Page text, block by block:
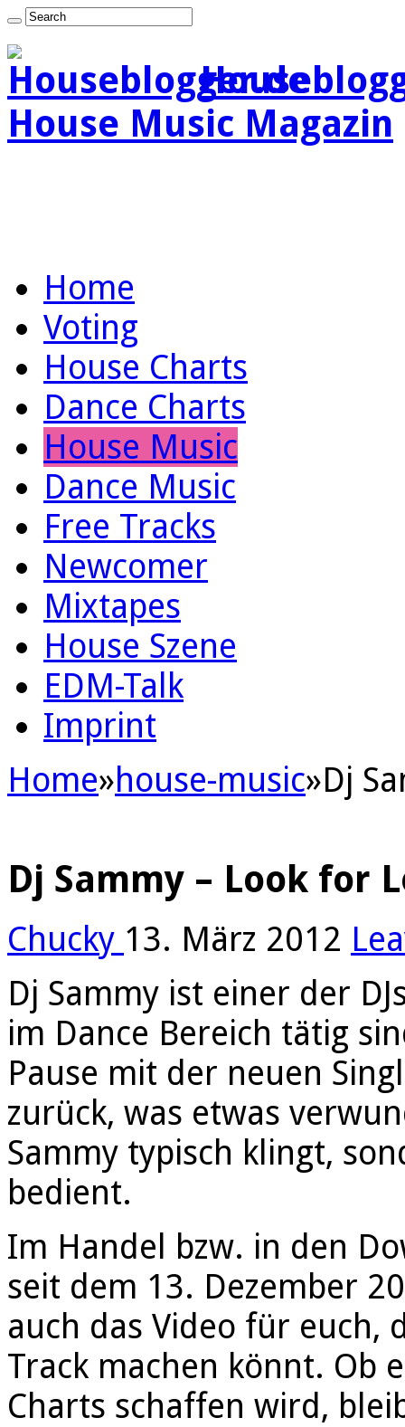
House Music Magazin
Home
Voting
House Charts
Dance Charts
House Music
Dance Music
Free Tracks
Newcomer
Mixtapes
House Szene
EDM-Talk
Imprint
Home»house-music»Dj
Dj Sammy – Look for
Chucky 13. März 2012
Dj Sammy ist einer der
im Dance Bereich tätig
Pause mit der neuen
zurück, was etwas
Sammy typisch klingt,
bedient.
Im Handel bzw. in den
seit dem 13. Dezember
auch das Video für euch,
Track machen könnt. Ob
Charts schaffen wird,